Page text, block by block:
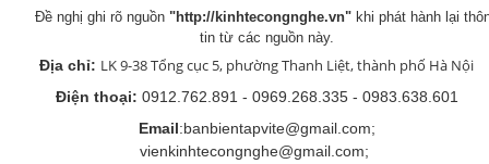
Đề nghị ghi rõ nguồn "http://kinhtecongnghe.vn"khi phát hành lại
tin từ các nguồn này.
Địa chỉ: LK 9-38 Tổng cục 5, phường Thanh Liệt, thành phố Hà Nội
Điện thoại: 0912.762.891 - 0969.268.335 - 0983.638.601
Email:banbientapvite@gmail.com;
vienkinhtecongnghe@gmail.com;